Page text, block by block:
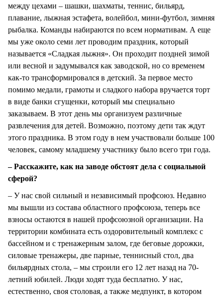
между цехами – шашки, шахматы, теннис, бильярд,
плавание, лыжная эстафета, волейбол, мини-футбол, зимняя
рыбалка. Команды набираются по всем нормативам. А еще
мы уже около семи лет проводим праздник, который
называется «Сладкая лыжня». Он проходит поздней зимой
или весной и задумывался как заводской, но со временем
как-то трансформировался в детский. За первое место
помимо медали, грамоты и сладкого набора вручается торт
в виде банки сгущенки, который мы специально
заказываем. В этот день мы организуем различные
развлечения для детей. Возможно, поэтому дети так ждут
этого праздника. В этом году в нем участвовали больше 100
человек, самому младшему участнику было всего три года.
– Расскажите, как на заводе обстоят дела с социальной
сферой?
– У нас свой сильный и независимый профсоюз. Недавно
мы вышли из состава областного профсоюза, теперь все
взносы остаются в нашей профсоюзной организации. На
территории комбината есть оздоровительный комплекс с
бассейном и с тренажерным залом, где беговые дорожки,
силовые тренажеры, две парные, теннисный стол, два
бильярдных стола, – мы строили его 12 лет назад на 70-
летний юбилей. Люди ходят туда бесплатно. У нас,
естественно, своя столовая, а также медпункт, в котором